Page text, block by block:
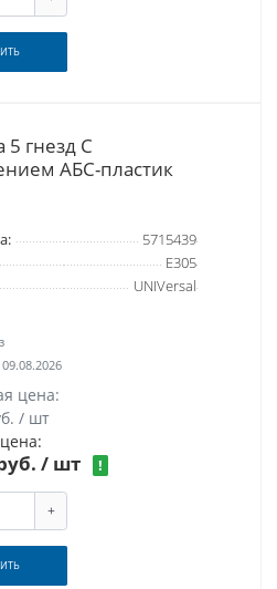
5 гнезд С
AБС-пластик
5715439
E305
UNIVersal
цена:
/ шт
/ шт !
+